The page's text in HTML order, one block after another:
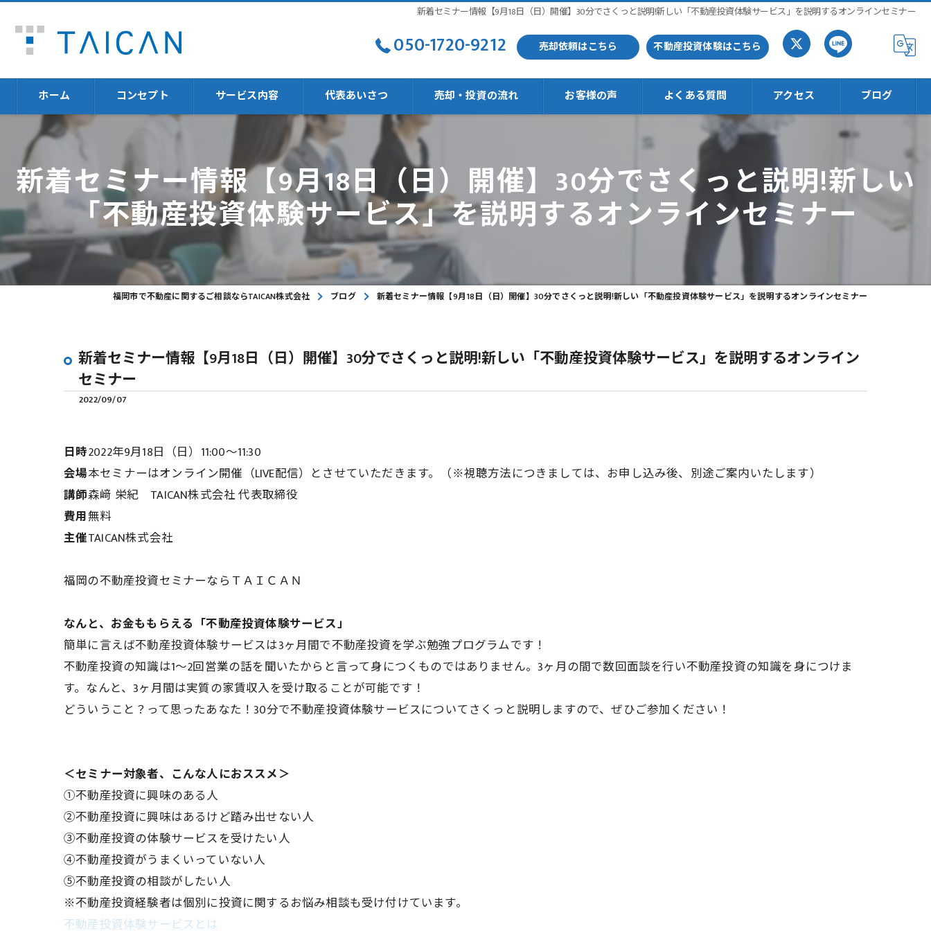
新着セミナー情報【9月18日（日）開催】30分でさくっと説明!新しい「不動産投資体験サービス」を説明するオンラインセミナー
050-1720-9212 売却依頼はこちら 不動産投資体験はこちら
ホーム コンセプト サービス内容
不動産売却
福岡の不動産売却に強い
不動産投資体験
火災保険
資産運用
代表あいさつ 売却・投資の流れ お客様の声 よくある質問 アクセス ブログ
新着セミナー情報【9月18日（日）開催】30分でさくっと説明!新しい
「不動産投資体験サービス」を説明するオンラインセミナー
福岡市で不動産に関するご相談ならTAICAN株式会社 ブログ 新着セミナー情報【9月18日（日）開催】30分でさくっと説明!新しい「不動産投資体験サービス」を説明するオンラインセミナー
新着セミナー情報【9月18日（日）開催】30分でさくっと説明!新しい「不動産投資体験サービス」を説明するオンライン
セミナー
2022/09/07
日時2022年9月18日（日）11:00～11:30
会場本セミナーはオンライン開催（LIVE配信）とさせていただきます。（※視聴方法につきましては、お申し込み後、別途ご案内いたします）
講師森﨑 栄紀 TAICAN株式会社 代表取締役
費用無料
主催TAICAN株式会社
福岡の不動産投資セミナーならＴＡＩＣＡＮ
なんと、お金ももらえる「不動産投資体験サービス」
簡単に言えば不動産投資体験サービスは3ヶ月間で不動産投資を学ぶ勉強プログラムです！
不動産投資の知識は1～2回営業の話を聞いたからと言って身につくものではありません。3ヶ月の間で数回面談を行い不動産投資の知識を身につけま
す。なんと、3ヶ月間は実質の家賃収入を受け取ることが可能です！
どういうこと？って思ったあなた！30分で不動産投資体験サービスについてさくっと説明しますので、ぜひご参加ください！
＜セミナー対象者、こんな人におススメ＞
①不動産投資に興味のある人
②不動産投資に興味はあるけど踏み出せない人
③不動産投資の体験サービスを受けたい人
④不動産投資がうまくいっていない人
⑤不動産投資の相談がしたい人
※不動産投資経験者は個別に投資に関するお悩み相談も受け付けています。
不動産投資体験サービスとは